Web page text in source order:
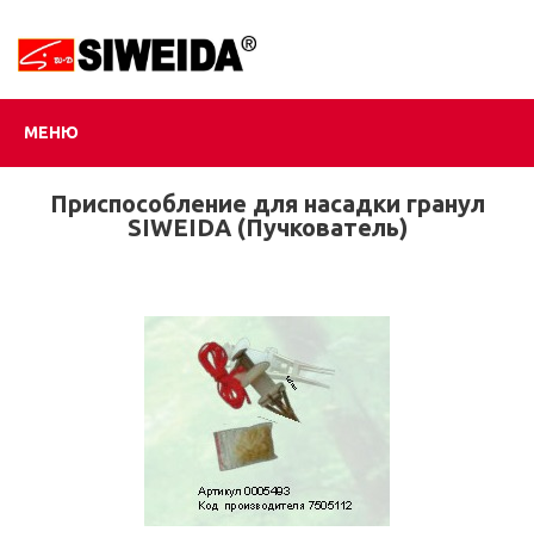
МЕНЮ
Приспособление для насадки гранул
SIWEIDA (Пучкователь)